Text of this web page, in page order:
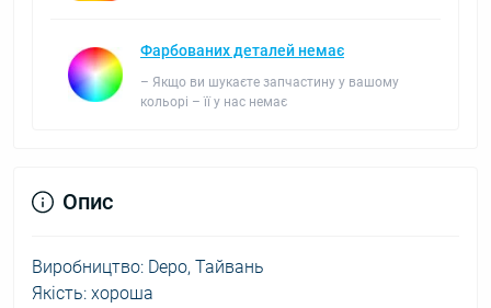
Фарбованих деталей немає
– Якщо ви шукаєте запчастину у вашому
кольорі – її у нас немає
Опис
Виробництво: Depo, Тайвань
Якість: хороша